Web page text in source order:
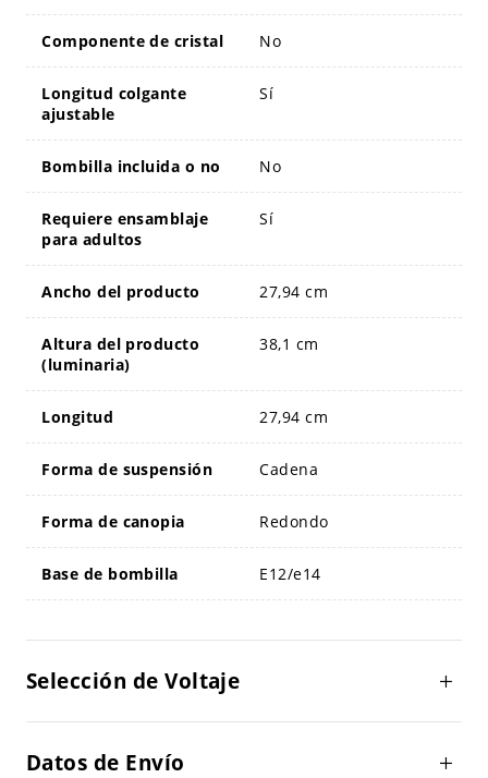
Componente de cristal No
Longitud colgante
ajustable
Sí
Bombilla incluida o no No
Requiere ensamblaje
para adultos
Sí
Ancho del producto 27,94 cm
Altura del producto
(luminaria)
38,1 cm
Longitud 27,94 cm
Forma de suspensión Cadena
Forma de canopia Redondo
Base de bombilla E12/e14
Selección de Voltaje
Datos de Envío